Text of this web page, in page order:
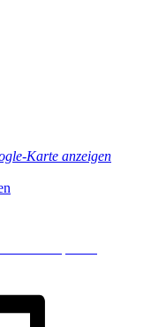
Karte anzeigen